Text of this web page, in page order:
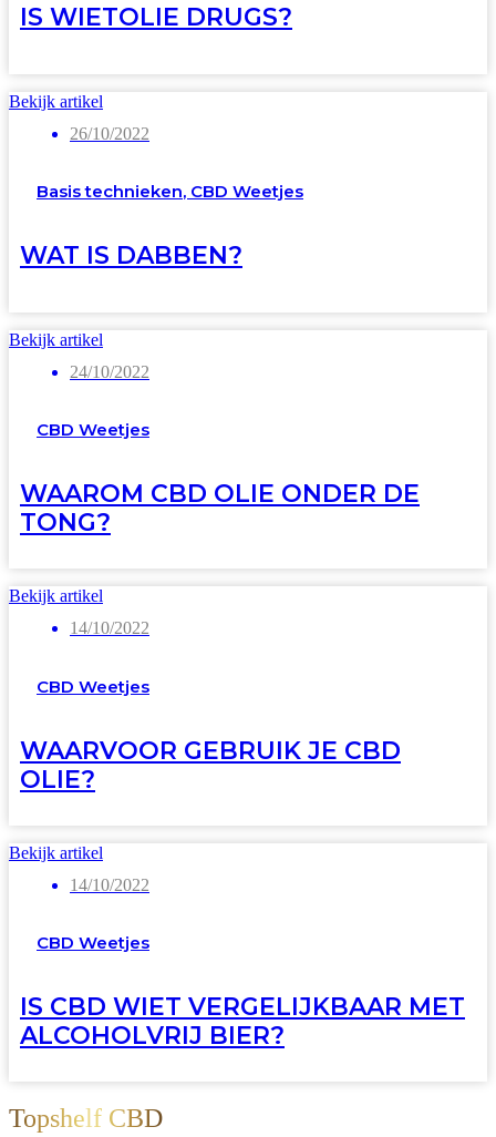
IS WIETOLIE DRUGS?
Bekijk artikel
26/10/2022
Basis technieken, CBD Weetjes
WAT IS DABBEN?
Bekijk artikel
24/10/2022
CBD Weetjes
WAAROM CBD OLIE ONDER DE
TONG?
Bekijk artikel
14/10/2022
CBD Weetjes
WAARVOOR GEBRUIK JE CBD
OLIE?
Bekijk artikel
14/10/2022
CBD Weetjes
IS CBD WIET VERGELIJKBAAR MET
ALCOHOLVRIJ BIER?
Topshelf CBD